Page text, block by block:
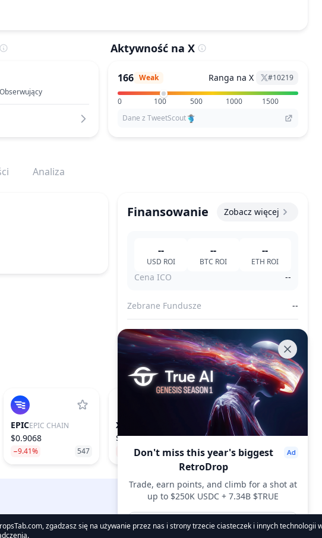
Obserwujący
Aktywność na X
166 Weak Ranga na X #10219
0 100 500 1000
1500
Dane z TweetScout
Analiza
Finansowanie Zobacz więcej
--
USD ROI
--
BTC ROI
--
ETH ROI
Cena ICO --
Zebrane Fundusze --
Sprzedane Tokeny --
EPICEPIC CHAIN
$0.9068
−9.41% 547
XLM
$0.1649
−2.90% 17
DropsTab.com
zgadzasz się na używanie przez nas i strony trzecie ciasteczek i innych technologii
Don't miss this year's biggest
RetroDrop
Trade, earn points, and climb for a shot at
up to $250K USDC + 7.34B $TRUE
Join now